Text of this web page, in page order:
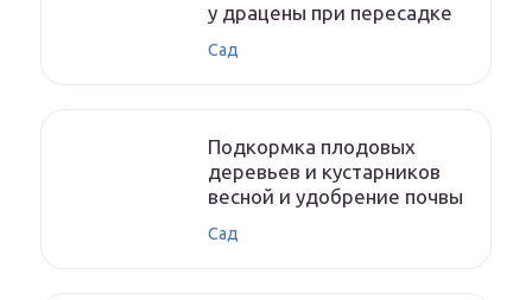
у драцены при пересадке
Сад
Подкормка плодовых
деревьев и кустарников
весной и удобрение почвы
Сад